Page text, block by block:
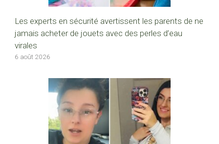
Les experts en sécurité avertissent les parents de ne
jamais acheter de jouets avec des perles d’eau
virales
6 août 2026